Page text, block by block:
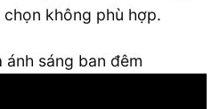
không phù hợp.